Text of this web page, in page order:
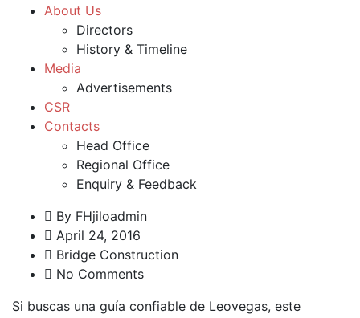
About Us
Directors
History & Timeline
Media
Advertisements
CSR
Contacts
Head Office
Regional Office
Enquiry & Feedback
By FHjiloadmin
April 24, 2016
Bridge Construction
No Comments
Si buscas una guía confiable de Leovegas, este